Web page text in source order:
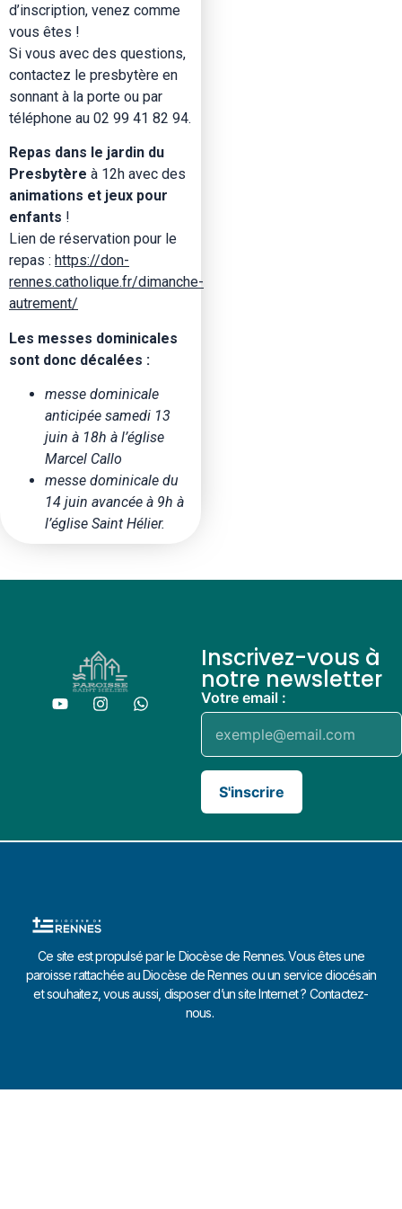
d’inscription, venez comme
vous êtes !
Si vous avec des questions,
contactez le presbytère en
sonnant à la porte ou par
téléphone au 02 99 41 82 94.
Repas dans le jardin du
Presbytère à 12h avec des
animations et jeux pour
enfants !
Lien de réservation pour le
repas : https://don-
rennes.catholique.fr/dimanche-
autrement/
Les messes dominicales
sont donc décalées :
messe dominicale
anticipée samedi 13
juin à 18h à l’église
Marcel Callo
messe dominicale du
14 juin avancée à 9h à
l’église Saint Hélier.
Inscrivez-vous à
notre newsletter
Votre email :
S'inscrire
Ce site est propulsé par le Diocèse de Rennes. Vous êtes une
paroisse rattachée au Diocèse de Rennes ou un service diocésain
et souhaitez, vous aussi, disposer d’un site Internet ? Contactez-
nous.